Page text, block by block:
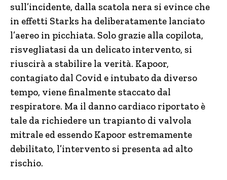
sull’incidente, dalla scatola nera si evince che
in effetti Starks ha deliberatamente lanciato
l’aereo in picchiata. Solo grazie alla copilota,
risvegliatasi da un delicato intervento, si
riuscirà a stabilire la verità. Kapoor,
contagiato dal Covid e intubato da diverso
tempo, viene finalmente staccato dal
respiratore. Ma il danno cardiaco riportato è
tale da richiedere un trapianto di valvola
mitrale ed essendo Kapoor estremamente
debilitato, l’intervento si presenta ad alto
rischio.